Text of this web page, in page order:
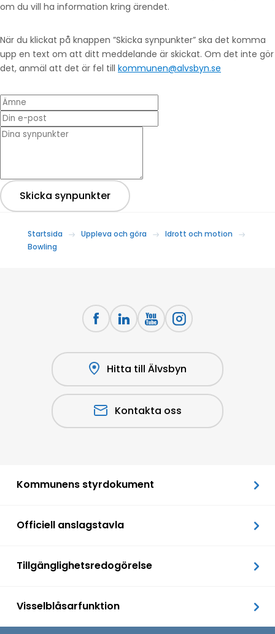
om du vill ha information kring ärendet.
När du klickat på knappen ”Skicka synpunkter” ska det komma
upp en text om att ditt meddelande är skickat. Om det inte gör
det, anmäl att det är fel till kommunen@alvsbyn.se
Ämne
Din e-post
* Dina synpunkter
Skicka synpunkter
Startsida Uppleva och göra
Idrott och motion
Bowling
Hitta till Älvsbyn
Kontakta oss
Kommunens styrdokument
Officiell anslagstavla
Tillgänglighetsredogörelse
Visselblåsarfunktion